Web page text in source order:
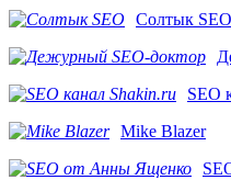
Солтык SEO
SEO
Mike Blazer